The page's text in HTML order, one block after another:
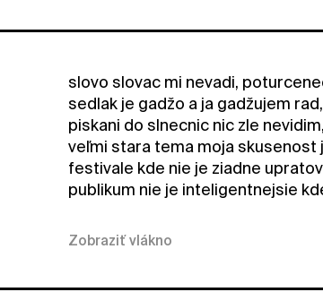
slovo slovac mi nevadi,
sedlak je gadžo a ja gadžujem
piskani do slnecnic nic zle
veľmi stara tema moja skusenost
festivale kde nie je ziadne
publikum nie je inteligentnejsie
Zobraziť vlákno